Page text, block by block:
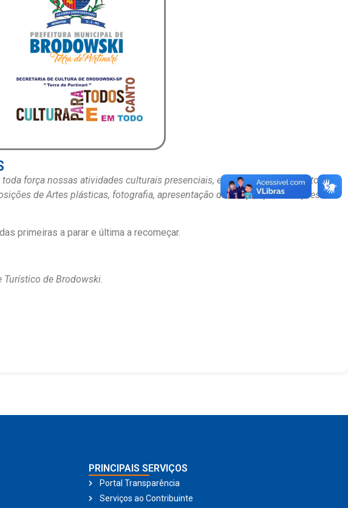
força nossas atividades culturais presenciais, em uma série de projetos
de Artes plásticas, fotografia, apresentação de dança, apresentações
primeiras a parar e última a recomeçar.
Turístico de Brodowski.
PRINCIPAIS SERVIÇOS
Portal Transparência
Serviços ao Contribuinte